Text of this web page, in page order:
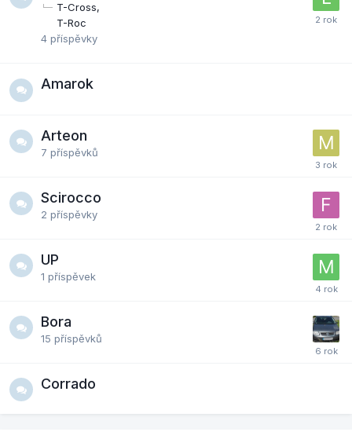
T-Cross
T-Roc
4 příspěvky
Amarok
Arteon
7 příspěvků
Scirocco
2 příspěvky
UP
1 příspěvek
Bora
15 příspěvků
Corrado